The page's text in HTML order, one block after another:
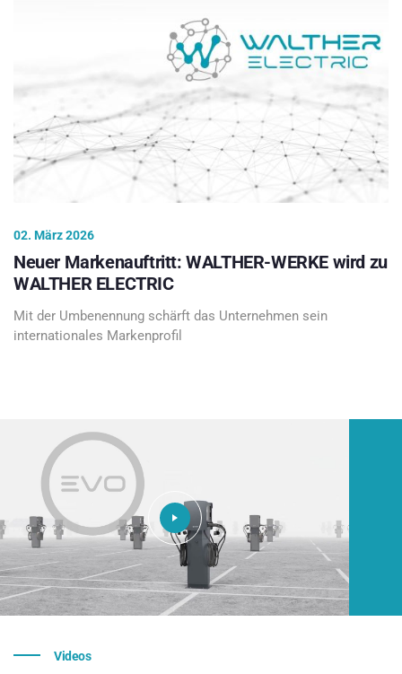
02. März 2026
Neuer Markenauftritt: WALTHER-WERKE wird zu
WALTHER ELECTRIC
Mit der Umbenennung schärft das Unternehmen sein
internationales Markenprofil
Videos